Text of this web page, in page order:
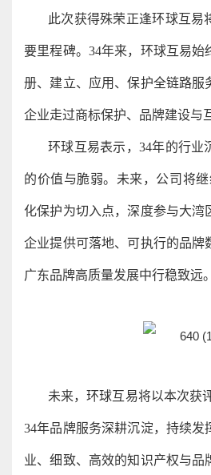
此次获得殊荣正逢环球互易
要里程碑。34年来，环球互易始
册、建立、应用、保护全链路服
企业走过商标保护、品牌建设与
环球互易表示，34年的行业
的价值与脆弱。未来，公司将
化保护为切入点，深度参与大湾
企业提供可落地、可执行的品牌
广东品牌高质量发展中行稳致远。
未来，环球互易将以本次获
34年品牌服务深耕沉淀，持续发
业、细致、高效的知识产权与品